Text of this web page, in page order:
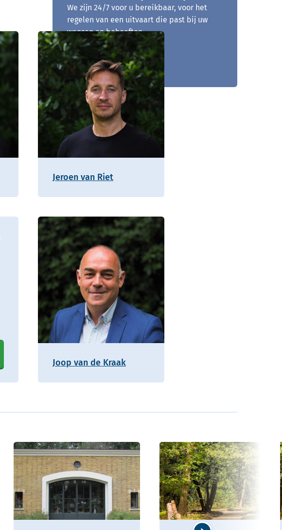
We zijn 24/7 voor u bereikbaar, voor het
regelen van een uitvaart die past bij uw
wensen en behoeften.
024 - 890 96 57
Jeroen van Riet
Joop van de Kraak